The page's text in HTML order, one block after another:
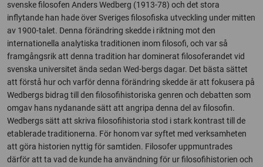
svenske filosofen Anders Wedberg (1913-78) och det stora
inflytande han hade över Sveriges filosofiska utveckling under mitten
av 1900-talet. Denna förändring skedde i riktning mot den
internationella analytiska traditionen inom filosofi, och var så
framgångsrik att denna tradition har dominerat filosoferandet vid
svenska universitet ända sedan Wed-bergs dagar. Det bästa sättet
att förstå hur och varför denna förändring skedde är att fokusera på
Wedbergs bidrag till den filosofihistoriska genren och debatten som
omgav hans nydanande sätt att angripa denna del av filosofin.
Wedbergs sätt att skriva filosofihistoria stod i stark kontrast till de
etablerade traditionerna. För honom var syftet med verksamheten
att göra historien nyttig för samtiden. Filosofer uppmuntrades
därför att ta vad de kunde ha användning för ur filosofihistorien och